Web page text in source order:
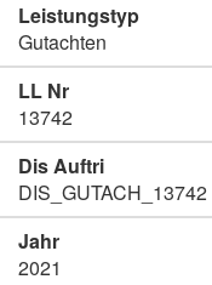
Leistungstyp
Gutachten
LL Nr
13742
Dis Auftri
DIS_GUTACH_13742
Jahr
2021